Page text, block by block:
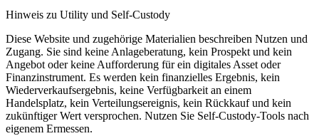
Hinweis zu Utility und Self-Custody
Diese Website und zugehörige Materialien beschreiben Nutzen und
Zugang. Sie sind keine Anlageberatung, kein Prospekt und kein
Angebot oder keine Aufforderung für ein digitales Asset oder
Finanzinstrument. Es werden kein finanzielles Ergebnis, kein
Wiederverkaufsergebnis, keine Verfügbarkeit an einem
Handelsplatz, kein Verteilungsereignis, kein Rückkauf und kein
zukünftiger Wert versprochen. Nutzen Sie Self-Custody-Tools nach
eigenem Ermessen.